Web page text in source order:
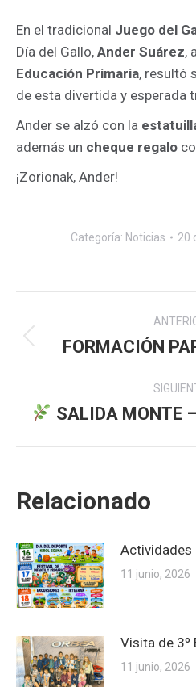
En el tradicional Juego del
Día del Gallo, Ander Suárez,
Educación Primaria, resultó
de esta divertida y esperada
Ander se alzó con la
además un cheque regalo
¡Zorionak, Ander!
Categoría: Noticias 20
Navegación
entreFORMACIÓN
SALIDA MONTE
Relacionado
Actividades
11 junio, 2026
Visita de 3º
11 junio, 2026